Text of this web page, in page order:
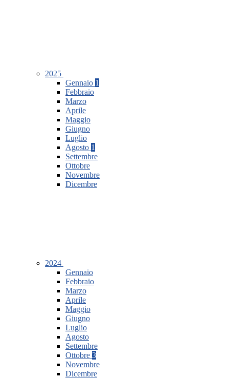
2025
Gennaio 1
Febbraio
Marzo
Aprile
Maggio
Giugno
Luglio
Agosto 1
Settembre
Ottobre
Novembre
Dicembre
2024
Gennaio
Febbraio
Marzo
Aprile
Maggio
Giugno
Luglio
Agosto
Settembre
Ottobre 3
Novembre
Dicembre